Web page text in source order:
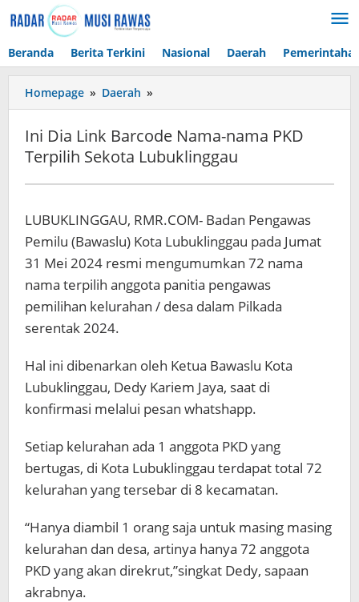
ke
Beranda Berita Terkini Nasional Daerah
Homepage » Daerah »
Dia
Barcode
Nama-
Sekota
Lubuklinggau
Ini Dia Link Barcode Nama-nama PKD
Terpilih Sekota Lubuklinggau
LUBUKLINGGAU, RMR.COM- Badan Pengawas
Pemilu (Bawaslu) Kota Lubuklinggau pada Jumat
31 Mei 2024 resmi mengumumkan 72 nama
nama terpilih anggota panitia pengawas
pemilihan kelurahan / desa dalam Pilkada
serentak 2024.
Hal ini dibenarkan oleh Ketua Bawaslu Kota
Lubuklinggau, Dedy Kariem Jaya, saat di
konfirmasi melalui pesan whatshapp.
Setiap kelurahan ada 1 anggota PKD yang
bertugas, di Kota Lubuklinggau terdapat total 72
kelurahan yang tersebar di 8 kecamatan.
“Hanya diambil 1 orang saja untuk masing masing
kelurahan dan desa, artinya hanya 72 anggota
PKD yang akan direkrut,”singkat Dedy, sapaan
akrabnya.